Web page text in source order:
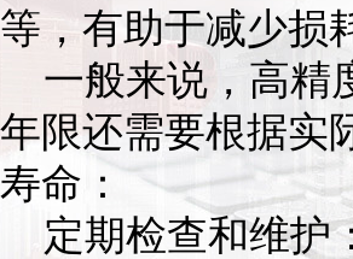
等，有助于减少损
一般来说，高精
年限还需要根据实
寿命：
定期检查和维护